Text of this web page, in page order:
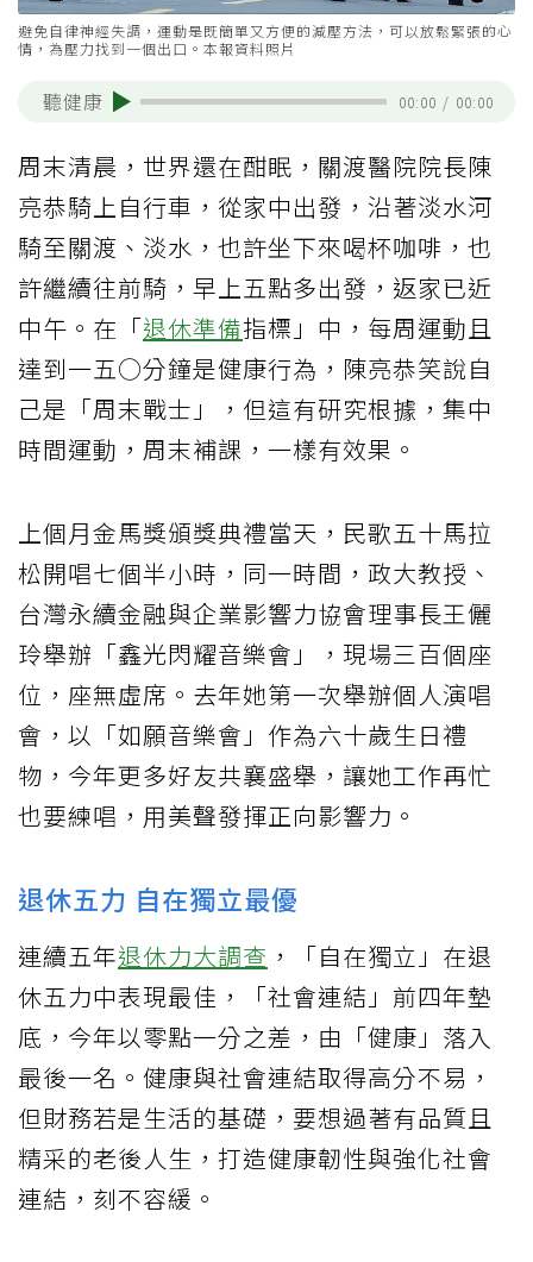
避免自律神經失調，運動是既簡單又方便的減壓方法，可以放鬆緊張的心
情，為壓力找到一個出口。本報資料照片
聽健康 00:00 / 00:00
周末清晨，世界還在酣眠，關渡醫院院長陳
亮恭騎上自行車，從家中出發，沿著淡水河
騎至關渡、淡水，也許坐下來喝杯咖啡，也
許繼續往前騎，早上五點多出發，返家已近
中午。在「退休準備指標」中，每周運動且
達到一五○分鐘是健康行為，陳亮恭笑說自
己是「周末戰士」，但這有研究根據，集中
時間運動，周末補課，一樣有效果。
上個月金馬獎頒獎典禮當天，民歌五十馬拉
松開唱七個半小時，同一時間，政大教授、
台灣永續金融與企業影響力協會理事長王儷
玲舉辦「鑫光閃耀音樂會」，現場三百個座
位，座無虛席。去年她第一次舉辦個人演唱
會，以「如願音樂會」作為六十歲生日禮
物，今年更多好友共襄盛舉，讓她工作再忙
也要練唱，用美聲發揮正向影響力。
退休五力 自在獨立最優
連續五年退休力大調查 ，「自在獨立」在退
休五力中表現最佳，「社會連結」前四年墊
底，今年以零點一分之差，由「健康」落入
最後一名。健康與社會連結取得高分不易，
但財務若是生活的基礎，要想過著有品質且
精采的老後人生，打造健康韌性與強化社會
連結，刻不容緩。